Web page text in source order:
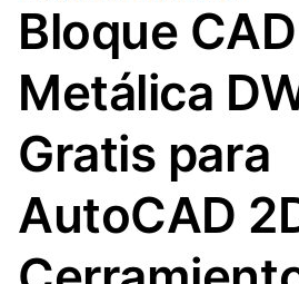
Bloque
Metálica
Gratis para
AutoCAD